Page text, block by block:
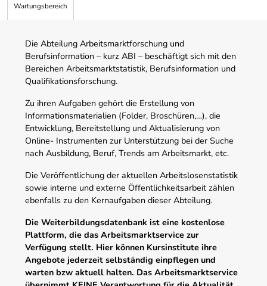
Wartungsbereich
Die Abteilung Arbeitsmarktforschung und
Berufsinformation – kurz ABI – beschäftigt sich mit den
Bereichen Arbeitsmarktstatistik, Berufsinformation und
Qualifikationsforschung.
Zu ihren Aufgaben gehört die Erstellung von
Informationsmaterialien (Folder, Broschüren,…), die
Entwicklung, Bereitstellung und Aktualisierung von
Online- Instrumenten zur Unterstützung bei der Suche
nach Ausbildung, Beruf, Trends am Arbeitsmarkt, etc.
Die Veröffentlichung der aktuellen Arbeitslosenstatistik
sowie interne und externe Öffentlichkeitsarbeit zählen
ebenfalls zu den Kernaufgaben dieser Abteilung.
Die Weiterbildungsdatenbank ist eine kostenlose
Plattform, die das Arbeitsmarktservice zur
Verfügung stellt. Hier können Kursinstitute ihre
Angebote jederzeit selbständig einpflegen und
warten bzw aktuell halten. Das Arbeitsmarktservice